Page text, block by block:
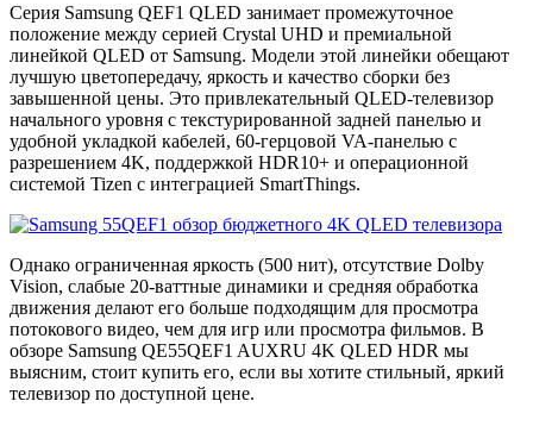
Серия Samsung QEF1 QLED занимает промежуточное
положение между серией Crystal UHD и премиальной
линейкой QLED от Samsung. Модели этой линейки обещают
лучшую цветопередачу, яркость и качество сборки без
завышенной цены. Это привлекательный QLED-телевизор
начального уровня с текстурированной задней панелью и
удобной укладкой кабелей, 60-герцовой VA-панелью с
разрешением 4K, поддержкой HDR10+ и операционной
системой Tizen с интеграцией SmartThings.
Однако ограниченная яркость (500 нит), отсутствие Dolby
Vision, слабые 20-ваттные динамики и средняя обработка
движения делают его больше подходящим для просмотра
потокового видео, чем для игр или просмотра фильмов. В
обзоре Samsung QE55QEF1 AUXRU 4K QLED HDR мы
выясним, стоит купить его, если вы хотите стильный, яркий
телевизор по доступной цене.